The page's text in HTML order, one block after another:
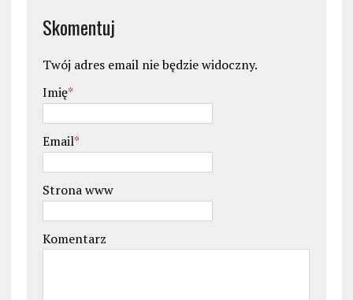
Skomentuj
Twój adres email nie będzie widoczny.
Imię*
Email*
Strona www
Komentarz